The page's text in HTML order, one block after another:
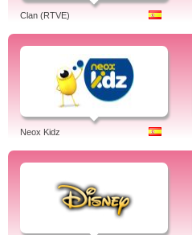
Clan (RTVE)
Neox Kidz